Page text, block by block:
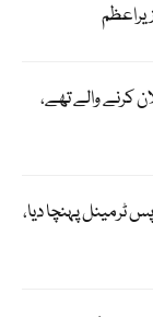
کرنے والے تھے،
ٹرمینل پہنچا دیا،